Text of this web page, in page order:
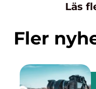
Läs
Fler